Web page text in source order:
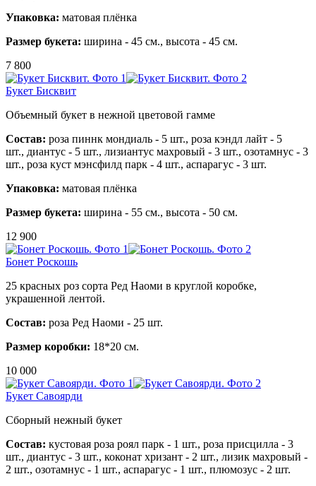
Упаковка: матовая плёнка
Размер букета: ширина - 45 см., высота - 45 см.
7 800
Букет Бисквит
Объемный букет в нежной цветовой гамме
Состав: роза пиннк мондиаль - 5 шт., роза кэндл лайт - 5
шт., диантус - 5 шт., лизиантус махровый - 3 шт., озотамнус - 3
шт., роза куст мэнсфилд парк - 4 шт., аспарагус - 3 шт.
Упаковка: матовая плёнка
Размер букета: ширина - 55 см., высота - 50 см.
12 900
Бонет Роскошь
25 красных роз сорта Ред Наоми в круглой коробке,
украшенной лентой.
Состав: роза Ред Наоми - 25 шт.
Размер коробки: 18*20 см.
10 000
Букет Савоярди
Сборный нежный букет
Состав: кустовая роза роял парк - 1 шт., роза присцилла - 3
шт., диантус - 3 шт., коконат хризант - 2 шт., лизик махровый -
2 шт., озотамнус - 1 шт., аспарагус - 1 шт., плюмозус - 2 шт.